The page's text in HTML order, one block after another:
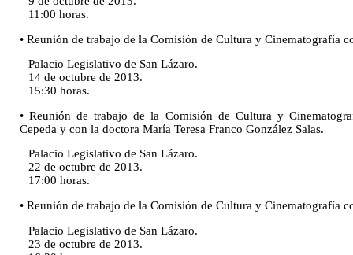
11:00 horas.
• Reunión de trabajo de la Comisión de Cultura y Cinematografía
Palacio Legislativo de San Lázaro.
14 de octubre de 2013.
15:30 horas.
• Reunión de trabajo de la Comisión de Cultura y
Cepeda y con la doctora María Teresa Franco González Salas.
Palacio Legislativo de San Lázaro.
22 de octubre de 2013.
17:00 horas.
• Reunión de trabajo de la Comisión de Cultura y Cinematografía
Palacio Legislativo de San Lázaro.
23 de octubre de 2013.